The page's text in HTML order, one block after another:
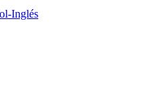
Inglés